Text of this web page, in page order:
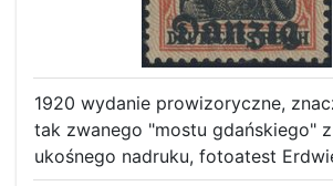
1920 wydanie prowizoryczne,
tak zwanego "mostu gdańskiego"
ukośnego nadruku, fotoatest